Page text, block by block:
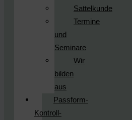
Sattelkunde
Termine
und
Seminare
Wir
bilden
aus
Passform-
Kontroll-